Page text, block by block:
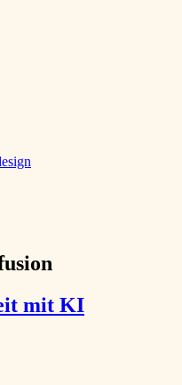
mit KI